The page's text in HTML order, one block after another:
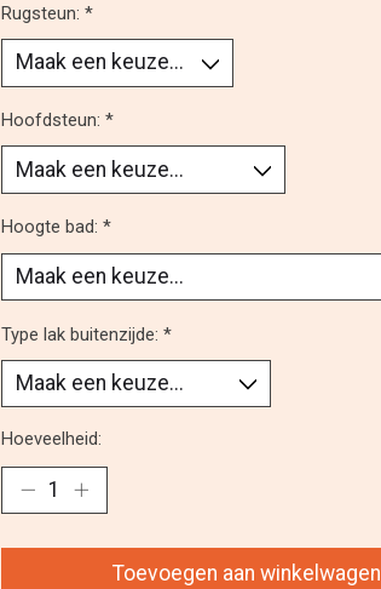
Rugsteun: *
Hoofdsteun: *
Hoogte bad: *
Type lak buitenzijde: *
Hoeveelheid:
Toevoegen aan winkelwagen